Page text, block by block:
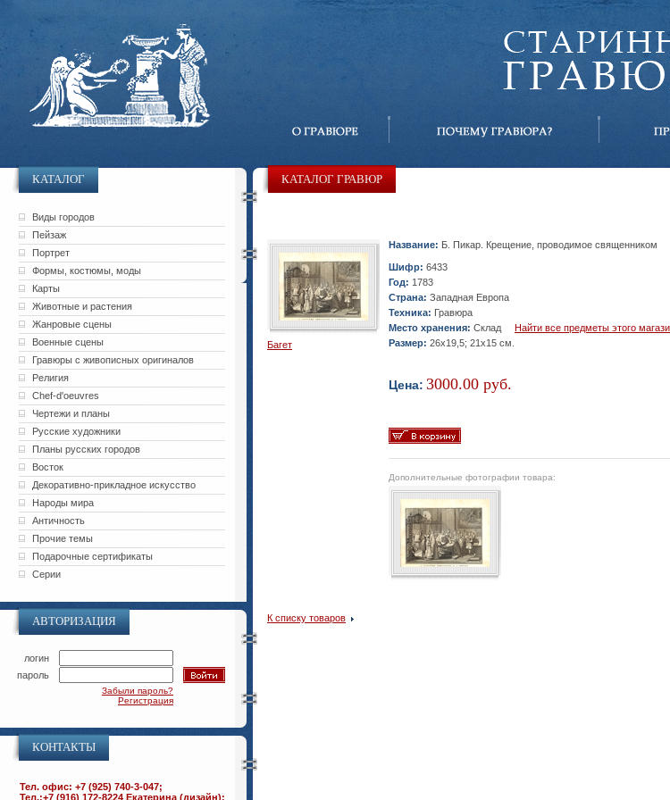
КАТАЛОГ
Виды городов
Пейзаж
Портрет
Формы, костюмы, моды
Карты
Животные и растения
Жанровые сцены
Военные сцены
Гравюры с живописных оригиналов
Религия
Chef-d'oeuvres
Чертежи и планы
Русские художники
Планы русских городов
Восток
Декоративно-прикладное искусство
Народы мира
Античность
Прочие темы
Подарочные сертификаты
Серии
АВТОРИЗАЦИЯ
логин
пароль
Забыли пароль?
Регистрация
КОНТАКТЫ
Тел. офис: +7 (925) 740-3-047;
Тел.:+7 (916) 172-8224 Екатерина (дизайн);
КАТАЛОГ ГРАВЮР
Багет
Название: Б. Пикар. Крещение, проводимое священником
Шифр: 6433
Год: 1783
Страна: Западная Европа
Техника: Гравюра
Место хранения: Склад Найти все предметы этого
Размер: 26х19,5; 21х15 см.
Цена: 3000.00 руб.
Дополнительные фотографии товара:
К списку товаров